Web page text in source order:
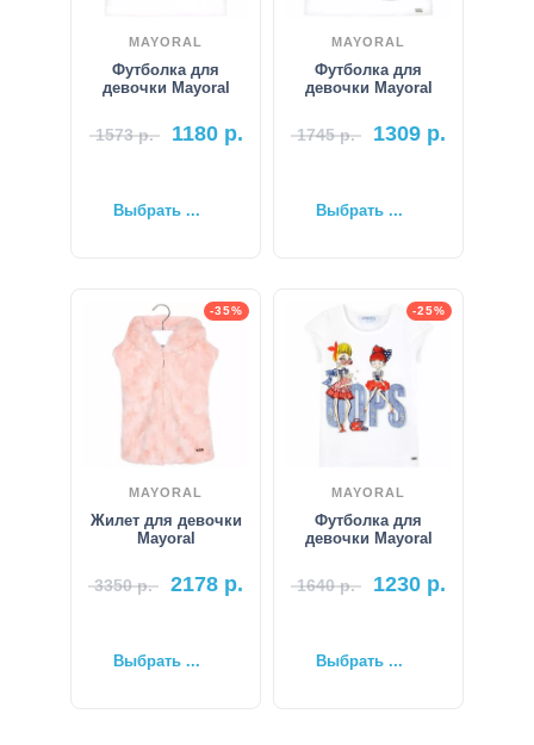
MAYORAL
Футболка для
девочки Mayoral
1573р. 1180р.
Выбрать ...
MAYORAL
Футболка для
девочки Mayoral
1745р. 1309 р.
Выбрать ...
-35%
MAYORAL
Жилет для девочки
Mayoral
3350р. 2178 р.
Выбрать ...
-25%
MAYORAL
Футболка для
девочки Mayoral
1640р. 1230 р.
Выбрать ...